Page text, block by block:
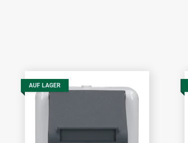
AUF LAGER